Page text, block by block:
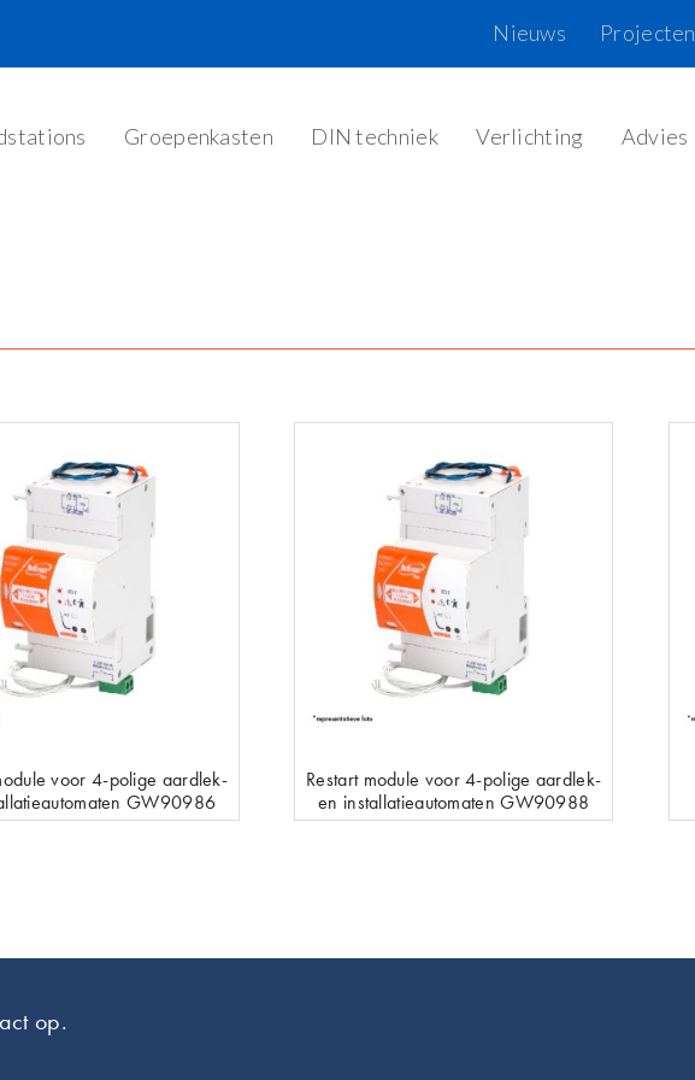
Projecten
Nieuws
Groepenkasten DIN techniek Verlichting Advies
voor 4-polige aardlek-
GW90986
Restart module voor 4-polige aardlek-
en installatieautomaten GW90988
op.